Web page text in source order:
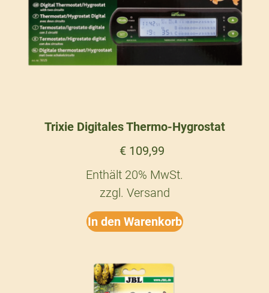
Trixie Digitales Thermo-Hygrostat
€ 109,99
Enthält 20% MwSt.
zzgl. Versand
In den Warenkorb